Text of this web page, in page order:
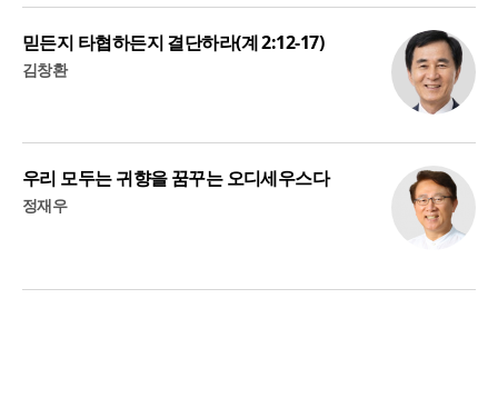
믿든지 타협하든지 결단하라(계 2:12-17)
김창환
우리 모두는 귀향을 꿈꾸는 오디세우스다
정재우